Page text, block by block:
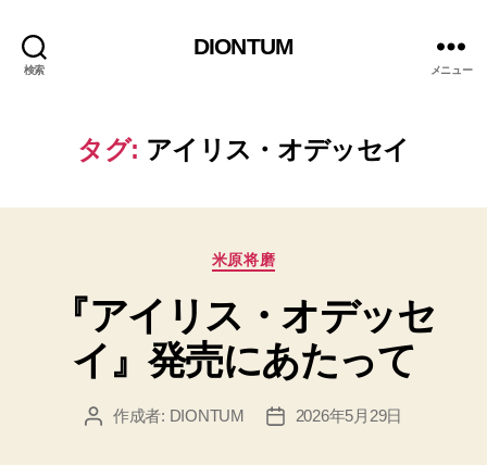
検索
DIONTUM
メニュー
タグ: アイリス・オデッセイ
カ
ー
米原将磨
『アイリス・オデッセ
イ』発売にあたって
投 作成者: DIONTUM
投
2026年5月29日